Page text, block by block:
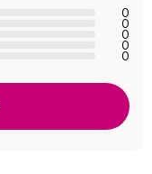
0
0
0
0
0